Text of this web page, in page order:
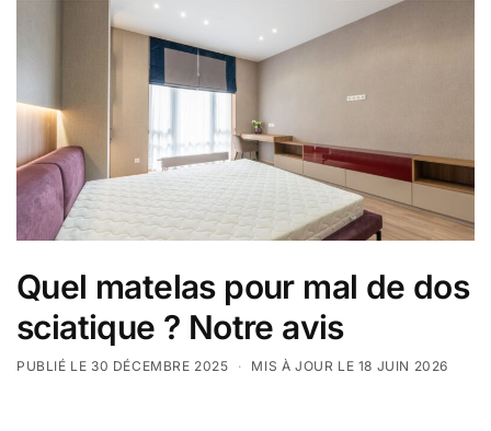
Quel matelas pour mal de dos
sciatique ? Notre avis
PUBLIÉ LE 30 DÉCEMBRE 2025 · MIS À JOUR LE 18 JUIN 2026